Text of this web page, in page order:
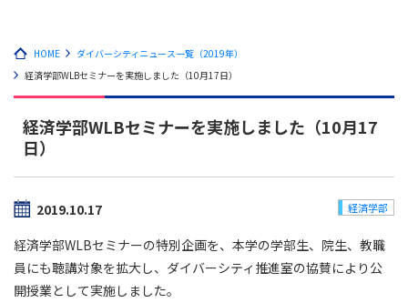
HOME
ダイバーシティニュース一覧（2019年）
経済学部WLBセミナーを実施しました（10月17日）
経済学部WLBセミナーを実施しました（10月17
日）
2019.10.17 経済学部
経済学部WLBセミナーの特別企画を、本学の学部生、院生、教職
員にも聴講対象を拡大し、ダイバーシティ推進室の協賛により公
開授業として実施しました。